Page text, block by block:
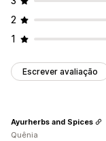
2
1
Escrever avaliação
Ayurherbs and Spices
Quênia